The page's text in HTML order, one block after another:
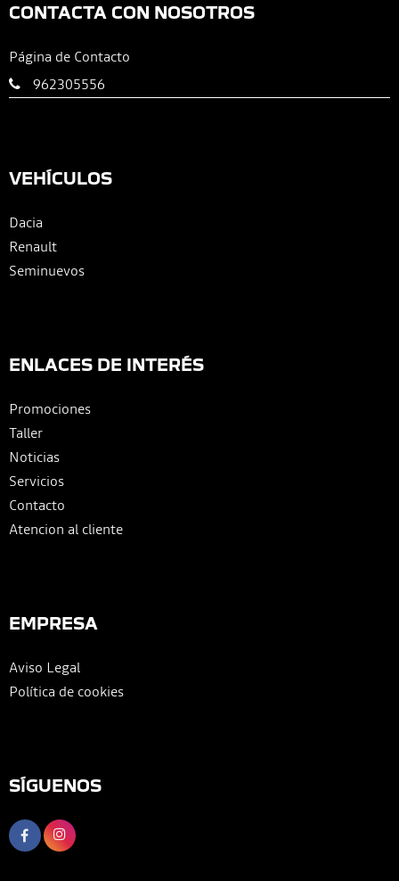
CONTACTA CON NOSOTROS
Página de Contacto
962305556
VEHÍCULOS
Dacia
Renault
Seminuevos
ENLACES DE INTERÉS
Promociones
Taller
Noticias
Servicios
Contacto
Atencion al cliente
EMPRESA
Aviso Legal
Política de cookies
SÍGUENOS